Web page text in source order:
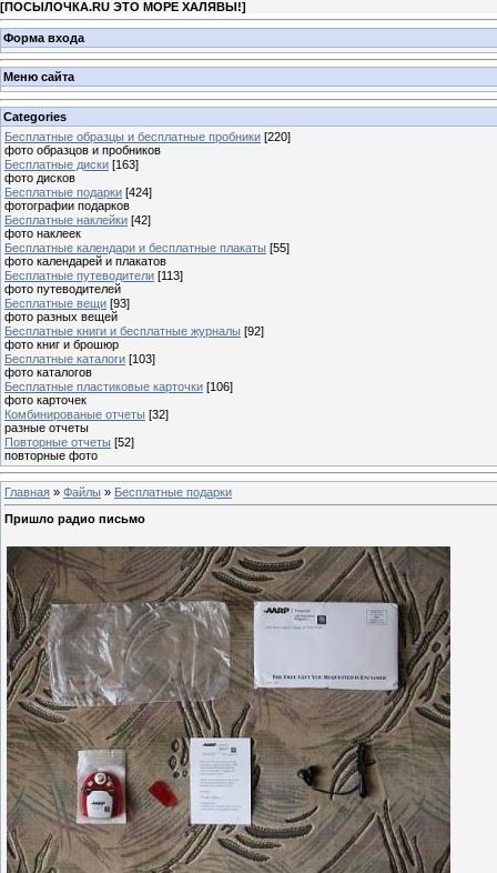
[ПОСЫЛОЧКА.RU ЭТО МОРЕ ХАЛЯВЫ!]
Форма входа
Меню сайта
Categories
Бесплатные образцы и бесплатные пробники [220]
фото образцов и пробников
Бесплатные диски [163]
фото дисков
Бесплатные подарки [424]
фотографии подарков
Бесплатные наклейки [42]
фото наклеек
Бесплатные календари и бесплатные плакаты [55]
фото календарей и плакатов
Бесплатные путеводители [113]
фото путеводителей
Бесплатные вещи [93]
фото разных вещей
Бесплатные книги и бесплатные журналы [92]
фото книг и брошюр
Бесплатные каталоги [103]
фото каталогов
Бесплатные пластиковые карточки [106]
фото карточек
Комбинированые отчеты [32]
разные отчеты
Повторные отчеты [52]
повторные фото
Главная » Файлы » Бесплатные подарки
Пришло радио письмо